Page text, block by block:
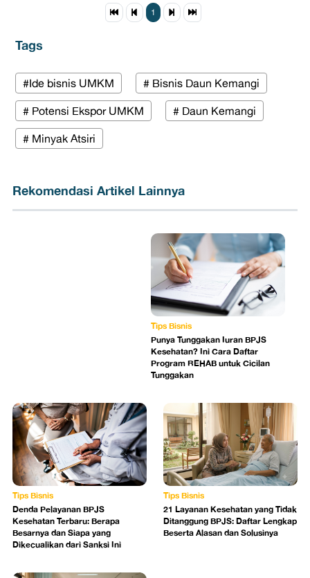
1
Tags
#Ide bisnis UMKM # Bisnis Daun Kemangi
# Potensi Ekspor UMKM # Daun Kemangi
# Minyak Atsiri
Rekomendasi Artikel Lainnya
Tips Bisnis
Punya Tunggakan Iuran BPJS
Kesehatan? Ini Cara Daftar
Program REHAB untuk Cicilan
Tunggakan
Tips Bisnis
Denda Pelayanan BPJS
Kesehatan Terbaru: Berapa
Besarnya dan Siapa yang
Dikecualikan dari Sanksi Ini
Tips Bisnis
21 Layanan Kesehatan yang Tidak
Ditanggung BPJS: Daftar Lengkap
Beserta Alasan dan Solusinya